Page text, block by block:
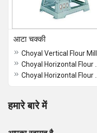
आटा चक्की
हमारे बारे में